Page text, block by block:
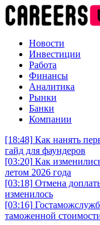
Новости
Инвестиции
Работа
Финансы
Аналитика
Рынки
Банки
Компании
[18:48] Как нанять
гайд для фаундеров
[03:20] Как
летом 2026 года
[03:18] Отмена
изменилось
[03:16]
таможенной